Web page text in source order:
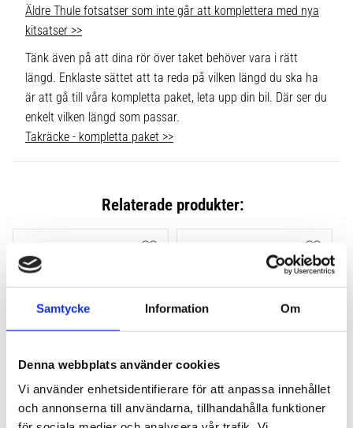
Samtycke Information Om
Denna webbplats använder cookies
Vi använder enhetsidentifierare för att anpassa innehållet
och annonserna till användarna, tillhandahålla funktioner
Äldre Thule fotsatser som inte går att komplettera med nya
kitsatser >>
Tänk även på att dina rör över taket behöver vara i rätt
längd. Enklaste sättet att ta reda på vilken längd du ska ha
är att gå till våra kompletta paket, leta upp din bil. Där ser du
enkelt vilken längd som passar.
Takräcke - kompletta paket >>
Relaterade produkter:
THULE FLUSH RAIL EVO
4-PACK 710600
THULE FLUSH RAIL
EDGE FOTSATS 4-PACK
Lägg